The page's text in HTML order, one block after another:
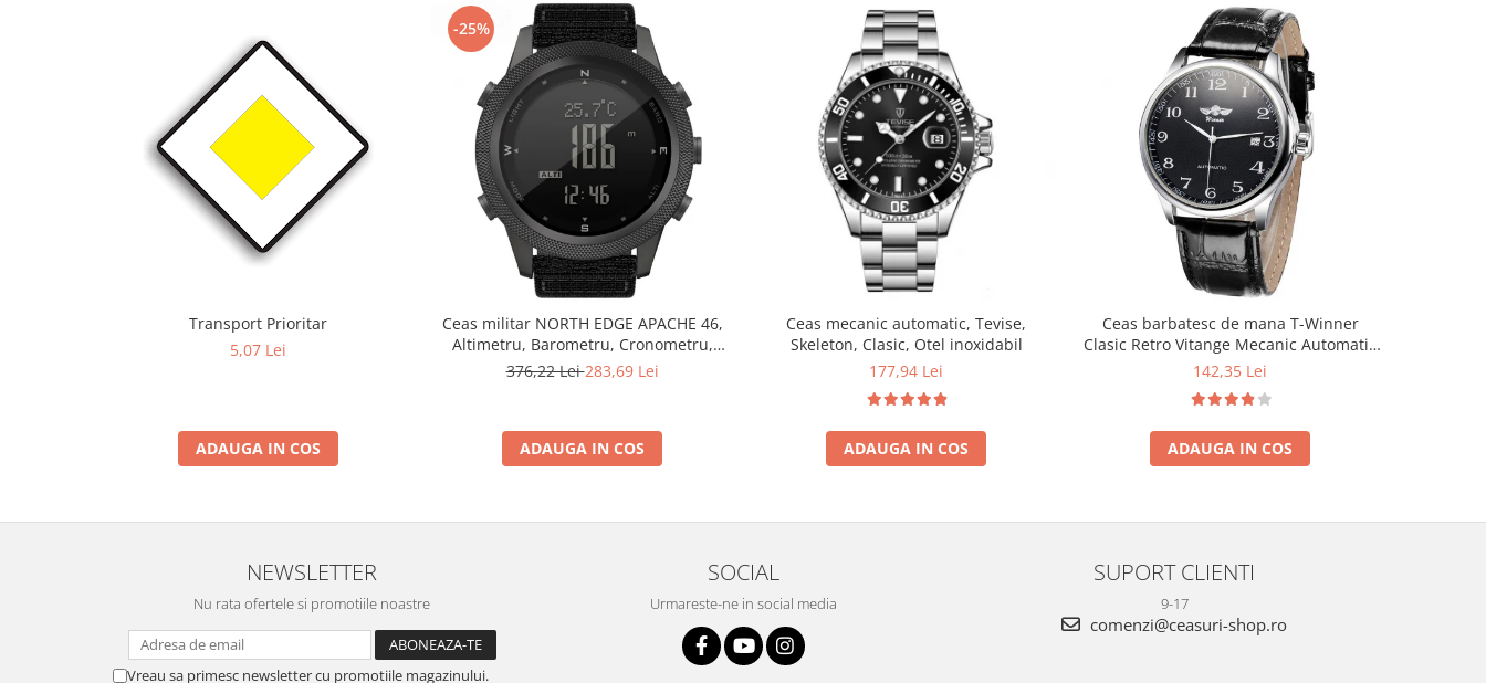
Transport Prioritar
5,07 Lei
ADAUGA IN COS
-25%
Ceas militar NORTH EDGE APACHE 46,
Altimetru, Barometru, Cronometru,
Termometru, Pedometru, Busola
376,22 Lei283,69 Lei
ADAUGA IN COS
Ceas mecanic automatic, Tevise,
Skeleton, Clasic, Otel inoxidabil
177,94 Lei
ADAUGA IN COS
Ceas barbatesc de mana T-Winner
Clasic Retro Vitange Mecanic Automatic
Fashion Casual Elegant
142,35 Lei
ADAUGA IN COS
NEWSLETTER
Nu rata ofertele si promotiile noastre
Vreau sa primesc newsletter cu promotiile magazinului.
SOCIAL
Urmareste-ne in social media
SUPORT CLIENTI
9-17
comenzi@ceasuri-shop.ro